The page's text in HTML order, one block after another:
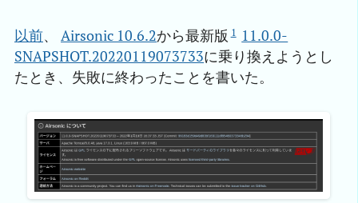
以前、 Airsonic 10.6.2から最新版 1 11.0.0-
SNAPSHOT.20220119073733に乗り換えようとし
たとき、失敗に終わったことを書いた。